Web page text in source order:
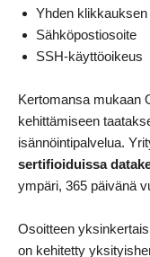
Yhden
Sähköpostiosoite
SSH-käyttöoikeus
Kertomansa mukaan
kehittämiseen
isännöintipalvelua.
sertifioiduissa
ympäri, 365 päivänä
Osoitteen
on kehitetty